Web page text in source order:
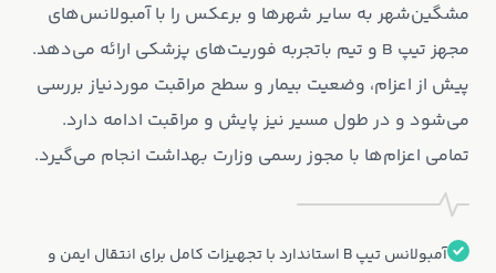
مشگین‌شهر به سایر شهرها و برعکس را با آمبولانس‌های
مجهز تیپ B و تیم باتجربه فوریت‌های پزشکی ارائه می‌دهد.
پیش از اعزام، وضعیت بیمار و سطح مراقبت موردنیاز بررسی
می‌شود و در طول مسیر نیز پایش و مراقبت ادامه دارد.
تمامی اعزام‌ها با مجوز رسمی وزارت بهداشت انجام می‌گیرد.
آمبولانس تیپ B استاندارد با تجهیزات کامل برای انتقال ایمن و